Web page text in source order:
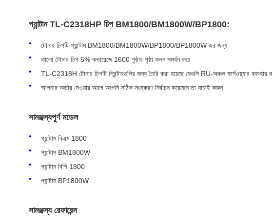
প্যান্টাম TL-C2318HP চিপ BM1800/BM1800W/BP1800:
টোনার চিপটি প্যান্টাম BM1800/BM1800W/BP1800/BP1800W এর জন্য
কালো টোনার চিপ 5% কভারেজে 1600 পৃষ্ঠার পৃষ্ঠা ফলন সমর্থন করে
TL-C2318H টোনার চিপটি প্রিন্টারগুলির জন্য তৈরি করা হয়েছে যেগুলি RU-অঞ্চল ফার্মওয়্যার ব্যবহার
আপনার অর্ডার দেওয়ার আগে আপনি সঠিক সংস্করণ নির্বাচন করেছেন তা যাচাই করুন
সামঞ্জস্যপূর্ণ মডেল
প্যান্টাম বিএম 1800
প্যান্টাম BM1800W
প্যান্টাম বিপি 1800
প্যান্টাম BP1800W
সামঞ্জস্য রেফারেন্স